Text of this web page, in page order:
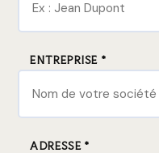
ENTREPRISE *
ADRESSE *